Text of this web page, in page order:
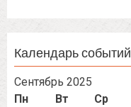
Календарь событий
Сентябрь 2025
Пн
Вт Ср